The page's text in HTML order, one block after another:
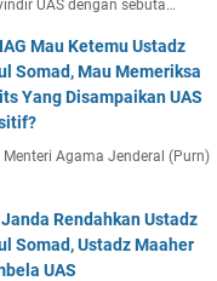
UAS dengan sebuta…
Mau Ketemu Ustadz
Somad, Mau Memeriksa
Yang Disampaikan UAS
Agama Jenderal (Purn)
Rendahkan Ustadz
Somad, Ustadz Maaher
UAS